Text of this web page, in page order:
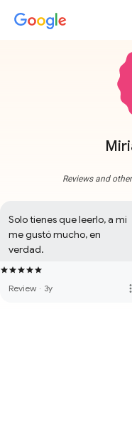
Reviews and
Solo tienes que leerlo, a mi
me gustó mucho, en
verdad.
Review · 3y more_vert